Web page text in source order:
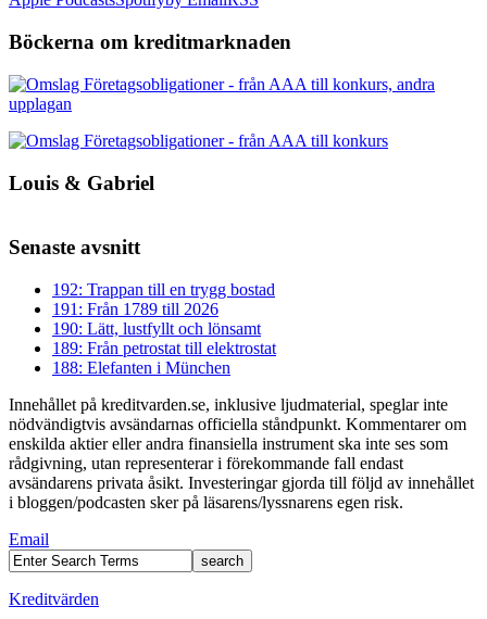
Böckerna om kreditmarknaden
Louis & Gabriel
Senaste avsnitt
192: Trappan till en trygg bostad
191: Från 1789 till 2026
190: Lätt, lustfyllt och lönsamt
189: Från petrostat till elektrostat
188: Elefanten i München
Innehållet på kreditvarden.se, inklusive ljudmaterial, speglar inte
nödvändigtvis avsändarnas officiella ståndpunkt. Kommentarer om
enskilda aktier eller andra finansiella instrument ska inte ses som
rådgivning, utan representerar i förekommande fall endast
avsändarens privata åsikt. Investeringar gjorda till följd av innehållet
i bloggen/podcasten sker på läsarens/lyssnarens egen risk.
Email
Kreditvärden